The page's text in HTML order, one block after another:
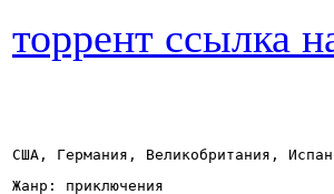
торрент ссылка
США, Германия, Великобритания,
Жанр: приключения